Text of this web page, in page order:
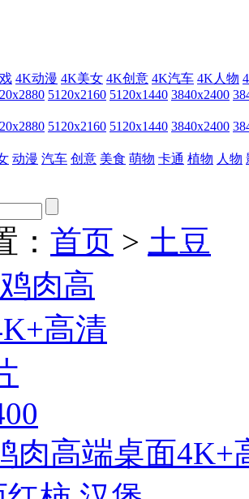
4K动漫 4K美女 4K创意 4K汽车 4K人物
5120x2160 5120x1440 3840x2400
5120x2160 5120x1440 3840x2400
动漫 汽车 创意 美食 萌物 卡通 植物 人物
： 首页 > 土豆
肉高端桌面4K+